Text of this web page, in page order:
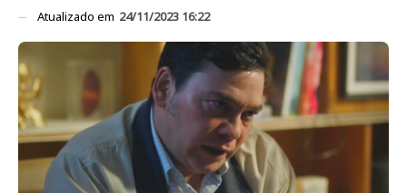
Atualizado em 24/11/2023 16:22